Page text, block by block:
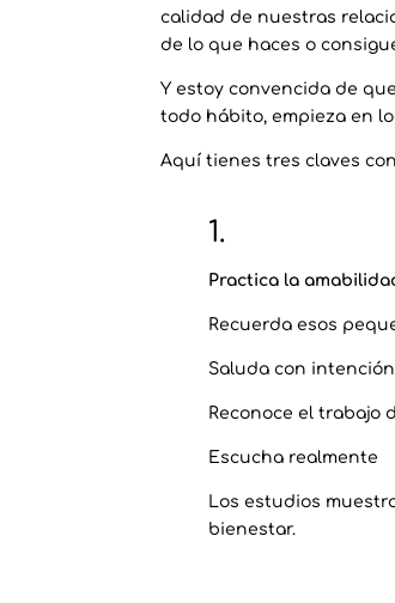
calidad de nuestras
de lo que haces o
Y estoy convencida de
todo hábito, empieza en
Aquí tienes tres claves
1.
Practica la
Recuerda esos
Saluda con intención
Reconoce el trabajo
Escucha realmente
Los estudios
bienestar.